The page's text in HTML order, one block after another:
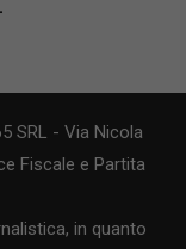
SRL - Via Nicola
Fiscale e Partita
in quanto